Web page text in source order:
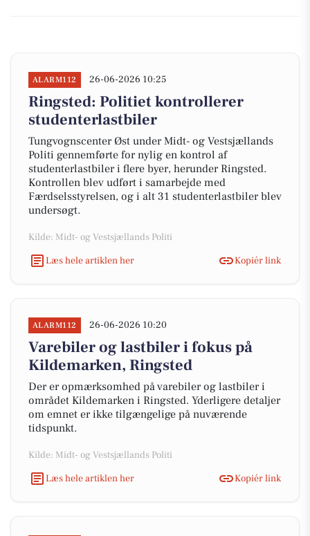
ALARM112 26-06-2026 10:25
Ringsted: Politiet kontrollerer
studenterlastbiler
Tungvognscenter Øst under Midt- og Vestsjællands
Politi gennemførte for nylig en kontrol af
studenterlastbiler i flere byer, herunder Ringsted.
Kontrollen blev udført i samarbejde med
Færdselsstyrelsen, og i alt 31 studenterlastbiler blev
undersøgt.
Kilde: Midt- og Vestsjællands Politi
Læs hele artiklen her
Kopiér link
ALARM112 26-06-2026 10:20
Varebiler og lastbiler i fokus på
Kildemarken, Ringsted
Der er opmærksomhed på varebiler og lastbiler i
området Kildemarken i Ringsted. Yderligere detaljer
om emnet er ikke tilgængelige på nuværende
tidspunkt.
Kilde: Midt- og Vestsjællands Politi
Læs hele artiklen her
Kopiér link